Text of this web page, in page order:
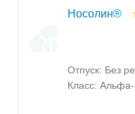
Носолин®
Отпуск: Без
Класс: Альфа-